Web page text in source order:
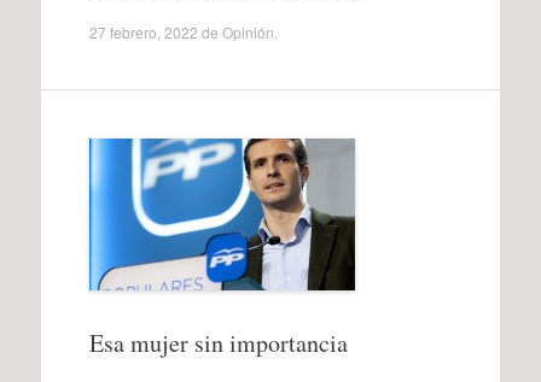
27 febrero, 2022 de Opinión
Esa mujer sin importancia